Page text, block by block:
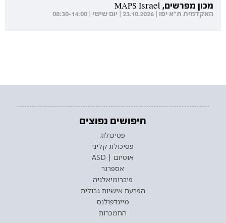
מכון מפרשים, MAPS Israel
האקדמית ת"א יפו | 23.10.2026 | יום שישי | 08:30-14:00
חיפושים נפוצים
פסיכולוג
פסיכולוג קליני
אוטיזם | ASD
אספרגר
פיברומיאלגיה
הפרעת אישיות גבולית
מיינדפולנס
התמכרות